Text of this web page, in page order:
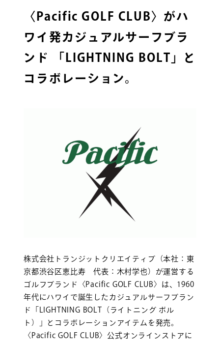
〈Pacific GOLF CLUB〉がハ
ワイ発カジュアルサーフブラ
ンド 「LIGHTNING BOLT」と
コラボレーション。
株式会社トランジットクリエイティブ（本社：東
京都渋谷区恵比寿 代表：木村学也）が運営する
ゴルフブランド〈Pacific GOLF CLUB〉は、1960
年代にハワイで誕生したカジュアルサーフブラン
ド「LIGHTNING BOLT（ライトニング ボル
ト）」とコラボレーションアイテムを発売。
〈Pacific GOLF CLUB〉公式オンラインストアに